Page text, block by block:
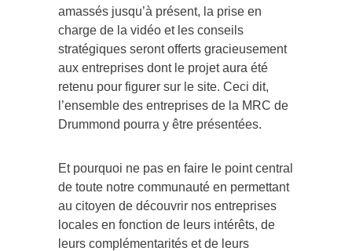
amassés jusqu’à présent, la prise en
charge de la vidéo et les conseils
stratégiques seront offerts gracieusement
aux entreprises dont le projet aura été
retenu pour figurer sur le site. Ceci dit,
l’ensemble des entreprises de la MRC de
Drummond pourra y être présentées.
Et pourquoi ne pas en faire le point central
de toute notre communauté en permettant
au citoyen de découvrir nos entreprises
locales en fonction de leurs intérêts, de
leurs complémentarités et de leurs